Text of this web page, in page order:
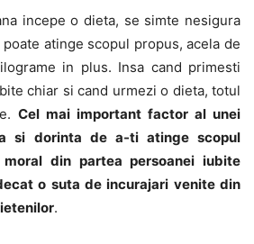
incepe o dieta, se simte nesigura
atinge scopul propus, acela de
in plus. Insa cand primesti
chiar si cand urmezi o dieta, totul
Cel mai important factor al unei
si dorinta de a-ti atinge scopul
din partea persoanei iubite
o suta de incurajari venite din
.